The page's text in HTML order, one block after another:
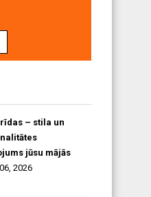
– stila un
jūsu mājās
2026